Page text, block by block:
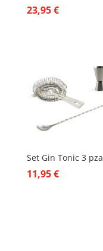
23,95€
Set Gin Tonic 3
11,95€